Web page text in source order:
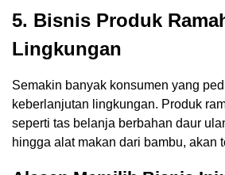
5. Bisnis Produk
Lingkungan
Semakin banyak konsumen yang
keberlanjutan lingkungan. Produk
seperti tas belanja berbahan daur
hingga alat makan dari bambu, akan